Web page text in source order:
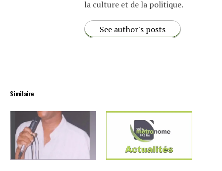
la culture et de la politique.
See author's posts
Similaire